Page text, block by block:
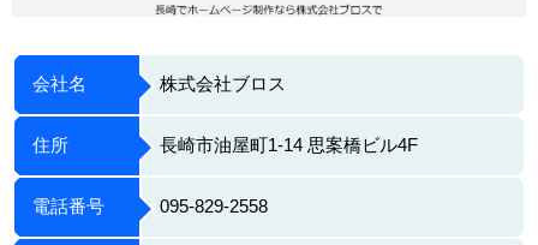
会社名 株式会社ブロス
住所 長崎市油屋町1-14 思案橋ビル4F
電話番号 095-829-2558